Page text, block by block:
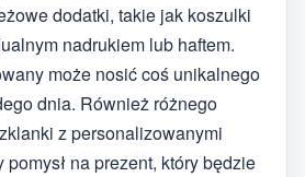
dodatki, takie jak koszulki
nadrukiem lub haftem.
może nosić coś unikalnego
dnia. Również różnego
z personalizowanymi
na prezent, który będzie